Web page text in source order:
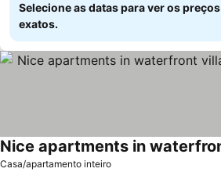
Selecione as datas para ver os preços
exatos.
Casa/apartamento inteiro